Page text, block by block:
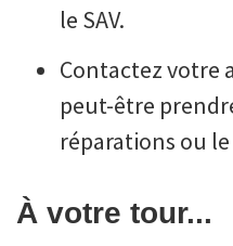
le SAV.
Contactez votre
peut-être
réparations ou le
À votre tour...